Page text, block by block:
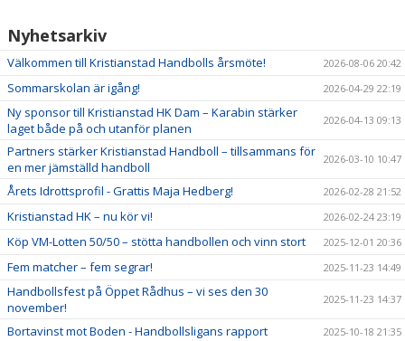
Nyhetsarkiv
Välkommen till Kristianstad Handbolls årsmöte! 2026-08-06 20:42
Sommarskolan är igång! 2026-04-29 22:19
Ny sponsor till Kristianstad HK Dam – Karabin stärker
laget både på och utanför planen
2026-04-13 09:13
Partners stärker Kristianstad Handboll – tillsammans för
en mer jämställd handboll
2026-03-10 10:47
Årets Idrottsprofil - Grattis Maja Hedberg! 2026-02-28 21:52
Kristianstad HK – nu kör vi! 2026-02-24 23:19
Köp VM-Lotten 50/50 – stötta handbollen och vinn stort 2025-12-01 20:36
Fem matcher – fem segrar! 2025-11-23 14:49
Handbollsfest på Öppet Rådhus – vi ses den 30
november!
2025-11-23 14:37
Bortavinst mot Boden - Handbollsligans rapport 2025-10-18 21:35